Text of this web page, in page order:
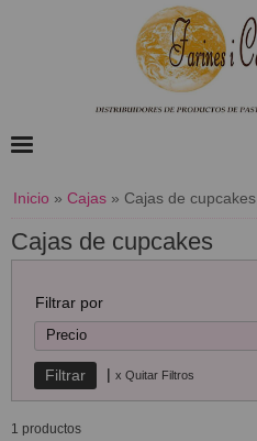
Inicio » Cajas » Cajas de cupcakes
Cajas de cupcakes
Filtrar por
Precio
| x Quitar Filtros
1 productos